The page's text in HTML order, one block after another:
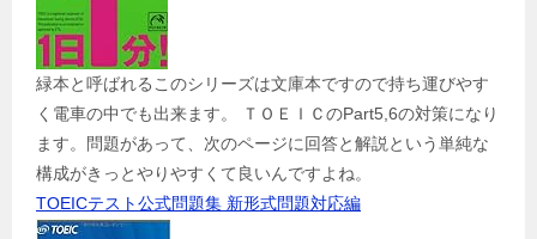
緑本と呼ばれるこのシリーズは文庫本ですので持ち運びやす
く電車の中でも出来ます。 ＴＯＥＩＣのPart5,6の対策になり
ます。問題があって、次のページに回答と解説という単純な
構成がきっとやりやすくて良いんですよね。
TOEICテスト公式問題集 新形式問題対応編